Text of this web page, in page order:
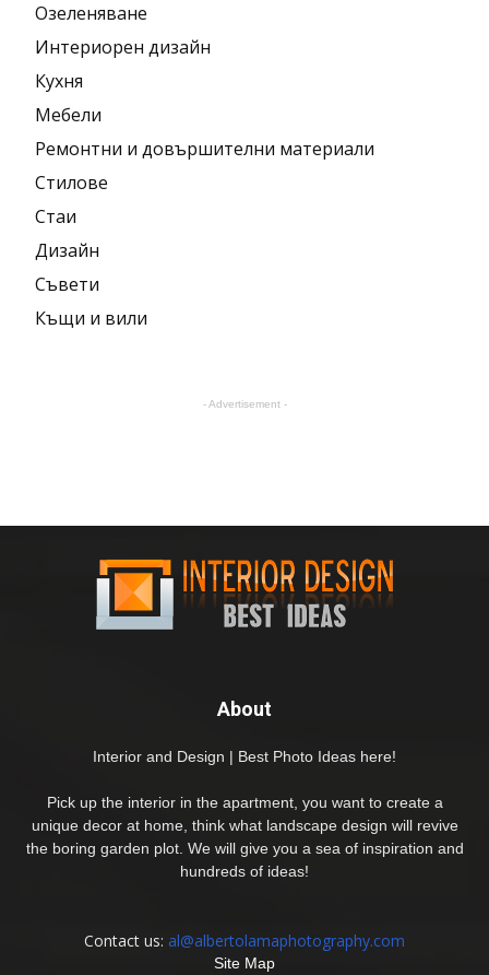
Озеленяване
Интериорен дизайн
Кухня
Мебели
Ремонтни и довършителни материали
Стилове
Стаи
Дизайн
Съвети
Къщи и вили
- Advertisement -
About
Interior and Design | Best Photo Ideas here!
Pick up the interior in the apartment, you want to create a
unique decor at home, think what landscape design will revive
the boring garden plot. We will give you a sea of inspiration and
hundreds of ideas!
Contact us: al@albertolamaphotography.com
Site Map